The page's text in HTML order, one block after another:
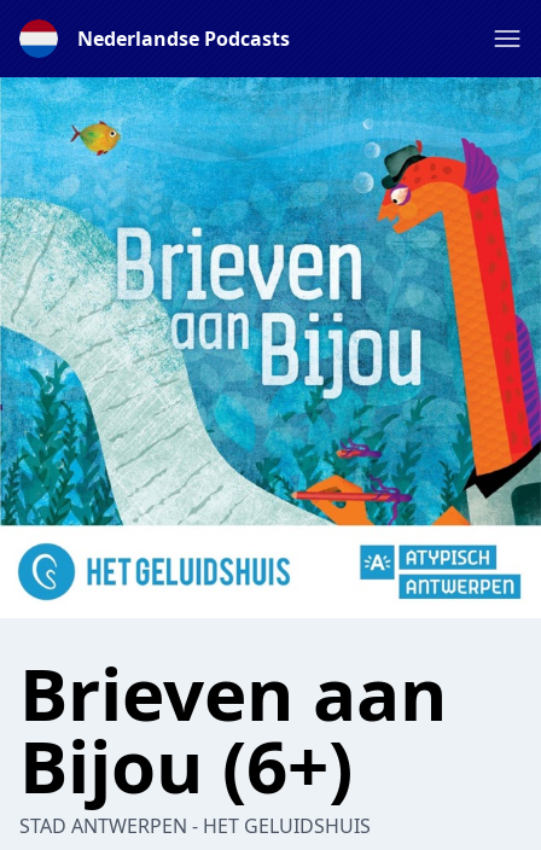
Nederlandse Podcasts
Brieven aan
Bijou (6+)
STAD ANTWERPEN - HET GELUIDSHUIS